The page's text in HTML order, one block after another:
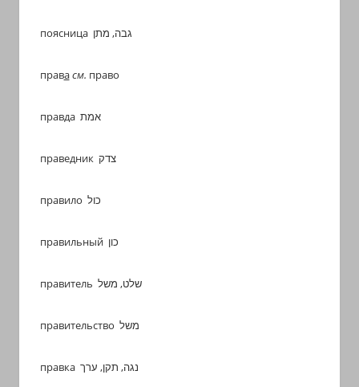
поясница גבה, מתן
правасм. право
правда אמת
праведник צדק
правило כול
правильный כון
правитель שלט, משל
правительство משל
правка נגה, תקן, ערך